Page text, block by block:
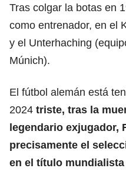
Tras colgar la botas en
como entrenador, en el
y el Unterhaching
Múnich).
El fútbol alemán está
2024 triste, tras la
legendario exjugador,
precisamente el
en el título mundialista